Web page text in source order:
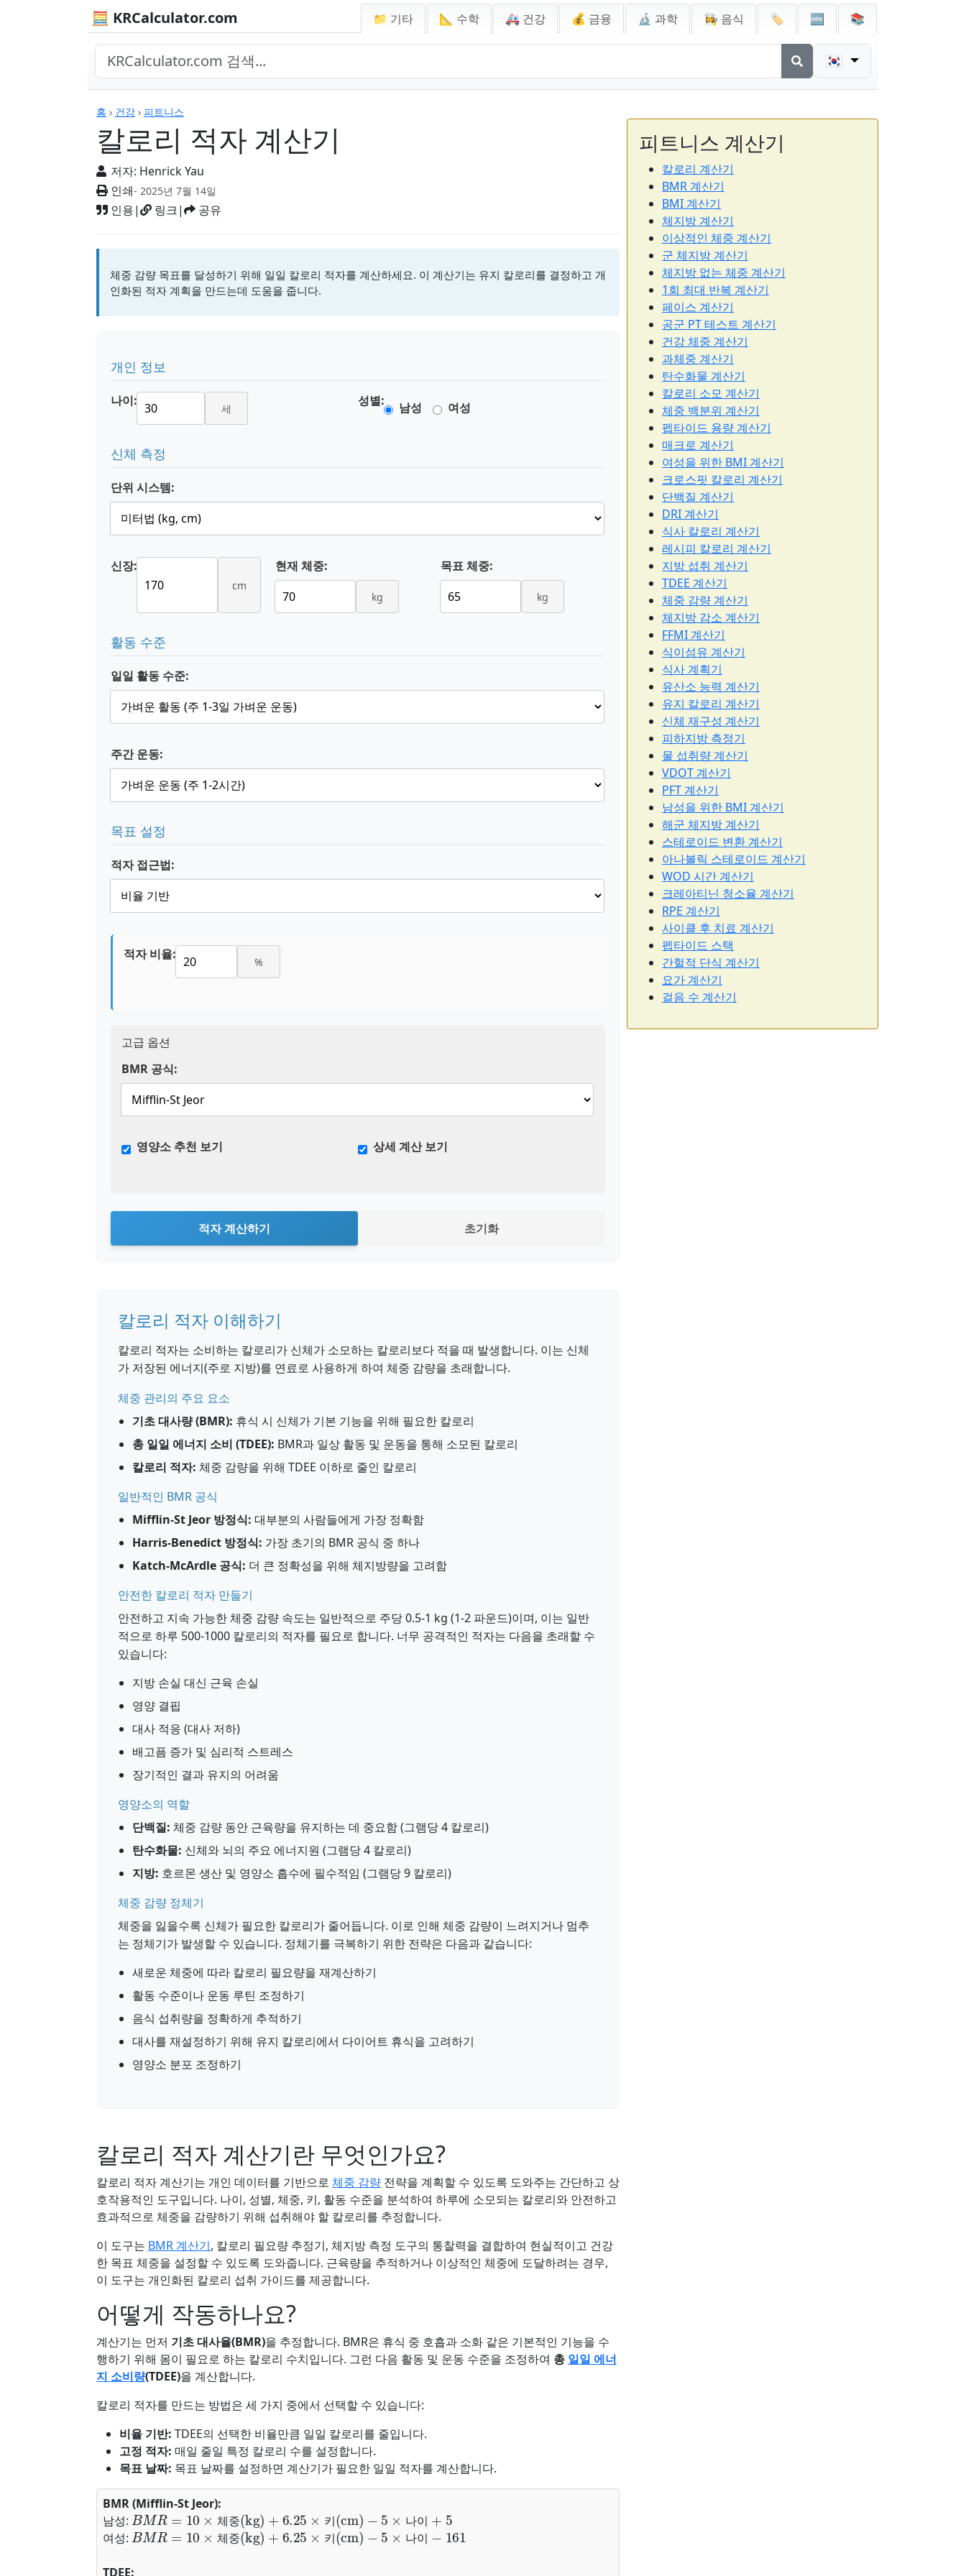
🧮 KRCalculator.com 📁 기타 📐 수학 🚑 건강 💰 금융 🔬 과학 👩‍🍳 음식 🏷️ 🆕 📚
🇰🇷
홈 › 건강 › 피트니스
칼로리 적자 계산기
저자: Henrick Yau
인쇄- 2025년 7월 14일
인용| 링크| 공유
계산기
체중 감량 목표를 달성하기 위해 일일 칼로리 적자를 계산하세요. 이 계산기는 유지 칼로리를 결정하고 개
인화된 적자 계획을 만드는데 도움을 줍니다.
개인 정보
나이: 세 성별: 남성 여성
신체 측정
단위 시스템:
신장:
cm
현재 체중:
kg
목표 체중:
kg
활동 수준
일일 활동 수준:
주간 운동:
목표 설정
적자 접근법:
적자 비율: %
고급 옵션
BMR 공식:
영양소 추천 보기 상세 계산 보기
적자 계산하기 초기화
칼로리 적자 이해하기
칼로리 적자는 소비하는 칼로리가 신체가 소모하는 칼로리보다 적을 때 발생합니다. 이는 신체
가 저장된 에너지(주로 지방)를 연료로 사용하게 하여 체중 감량을 초래합니다.
체중 관리의 주요 요소
기초 대사량 (BMR): 휴식 시 신체가 기본 기능을 위해 필요한 칼로리
총 일일 에너지 소비 (TDEE): BMR과 일상 활동 및 운동을 통해 소모된 칼로리
칼로리 적자: 체중 감량을 위해 TDEE 이하로 줄인 칼로리
일반적인 BMR 공식
Mifflin-St Jeor 방정식: 대부분의 사람들에게 가장 정확함
Harris-Benedict 방정식: 가장 초기의 BMR 공식 중 하나
Katch-McArdle 공식: 더 큰 정확성을 위해 체지방량을 고려함
안전한 칼로리 적자 만들기
안전하고 지속 가능한 체중 감량 속도는 일반적으로 주당 0.5-1 kg (1-2 파운드)이며, 이는 일반
적으로 하루 500-1000 칼로리의 적자를 필요로 합니다. 너무 공격적인 적자는 다음을 초래할 수
있습니다:
지방 손실 대신 근육 손실
영양 결핍
대사 적응 (대사 저하)
배고픔 증가 및 심리적 스트레스
장기적인 결과 유지의 어려움
영양소의 역할
단백질: 체중 감량 동안 근육량을 유지하는 데 중요함 (그램당 4 칼로리)
탄수화물: 신체와 뇌의 주요 에너지원 (그램당 4 칼로리)
지방: 호르몬 생산 및 영양소 흡수에 필수적임 (그램당 9 칼로리)
체중 감량 정체기
체중을 잃을수록 신체가 필요한 칼로리가 줄어듭니다. 이로 인해 체중 감량이 느려지거나 멈추
는 정체기가 발생할 수 있습니다. 정체기를 극복하기 위한 전략은 다음과 같습니다:
새로운 체중에 따라 칼로리 필요량을 재계산하기
활동 수준이나 운동 루틴 조정하기
음식 섭취량을 정확하게 추적하기
대사를 재설정하기 위해 유지 칼로리에서 다이어트 휴식을 고려하기
영양소 분포 조정하기
칼로리 적자 계산기란 무엇인가요?
칼로리 적자 계산기는 개인 데이터를 기반으로 체중 감량 전략을 계획할 수 있도록 도와주는 간단하고 상
호작용적인 도구입니다. 나이, 성별, 체중, 키, 활동 수준을 분석하여 하루에 소모되는 칼로리와 안전하고
효과적으로 체중을 감량하기 위해 섭취해야 할 칼로리를 추정합니다.
이 도구는 BMR 계산기, 칼로리 필요량 추정기, 체지방 측정 도구의 통찰력을 결합하여 현실적이고 건강
한 목표 체중을 설정할 수 있도록 도와줍니다. 근육량을 추적하거나 이상적인 체중에 도달하려는 경우,
이 도구는 개인화된 칼로리 섭취 가이드를 제공합니다.
어떻게 작동하나요?
계산기는 먼저 기초 대사율(BMR)을 추정합니다. BMR은 휴식 중 호흡과 소화 같은 기본적인 기능을 수
행하기 위해 몸이 필요로 하는 칼로리 수치입니다. 그런 다음 활동 및 운동 수준을 조정하여 총 일일 에너
지 소비량(TDEE)을 계산합니다.
칼로리 적자를 만드는 방법은 세 가지 중에서 선택할 수 있습니다:
비율 기반: TDEE의 선택한 비율만큼 일일 칼로리를 줄입니다.
고정 적자: 매일 줄일 특정 칼로리 수를 설정합니다.
목표 날짜: 목표 날짜를 설정하면 계산기가 필요한 일일 적자를 계산합니다.
BMR (Mifflin-St Jeor):
남성:
체 중 키 나 이
BMR=10×체중(kg)+ 6.25 키(cm) −5 나이+
여성: 체 중 키 나 이
BMR= 10 ×체중(kg)+6.25 ×키(cm)−5×나이− 161
TDEE:
피트니스 계산기
칼로리 계산기
BMR 계산기
BMI 계산기
체지방 계산기
이상적인 체중 계산기
군 체지방 계산기
체지방 없는 체중 계산기
1회 최대 반복 계산기
페이스 계산기
공군 PT 테스트 계산기
건강 체중 계산기
과체중 계산기
탄수화물 계산기
칼로리 소모 계산기
체중 백분위 계산기
펩타이드 용량 계산기
매크로 계산기
여성을 위한 BMI 계산기
크로스핏 칼로리 계산기
단백질 계산기
DRI 계산기
식사 칼로리 계산기
레시피 칼로리 계산기
지방 섭취 계산기
TDEE 계산기
체중 감량 계산기
체지방 감소 계산기
FFMI 계산기
식이섬유 계산기
식사 계획기
유산소 능력 계산기
유지 칼로리 계산기
신체 재구성 계산기
피하지방 측정기
물 섭취량 계산기
VDOT 계산기
PFT 계산기
남성을 위한 BMI 계산기
해군 체지방 계산기
스테로이드 변환 계산기
아나볼릭 스테로이드 계산기
WOD 시간 계산기
크레아티닌 청소율 계산기
RPE 계산기
사이클 후 치료 계산기
펩타이드 스택
간헐적 단식 계산기
요가 계산기
걸음 수 계산기